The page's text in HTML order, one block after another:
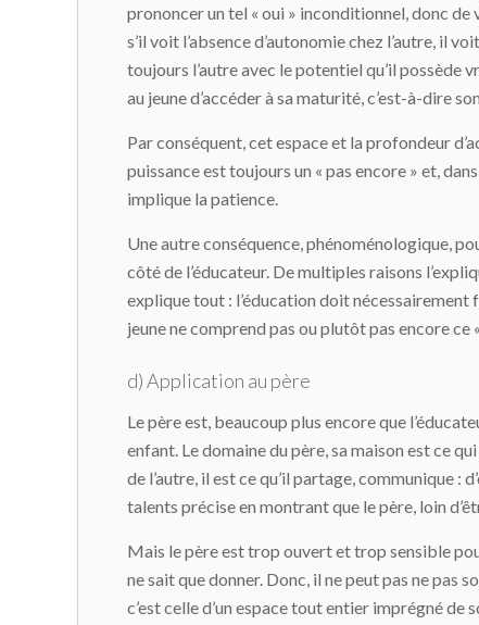
prononcer un tel « oui » inconditionnel, donc de
s’il voit l’absence d’autonomie chez l’autre, il
toujours l’autre avec le potentiel qu’il possède
au jeune d’accéder à sa maturité, c’est-à-dire
Par conséquent, cet espace et la profondeur
puissance est toujours un « pas encore » et,
implique la patience.
Une autre conséquence, phénoménologique,
côté de l’éducateur. De multiples raisons
explique tout : l’éducation doit nécessairement
jeune ne comprend pas ou plutôt pas encore
d) Application au père
Le père est, beaucoup plus encore que
enfant. Le domaine du père, sa maison est ce
de l’autre, il est ce qu’il partage, communique :
talents précise en montrant que le père, loin
Mais le père est trop ouvert et trop sensible
ne sait que donner. Donc, il ne peut pas ne pas
c’est celle d’un espace tout entier imprégné de